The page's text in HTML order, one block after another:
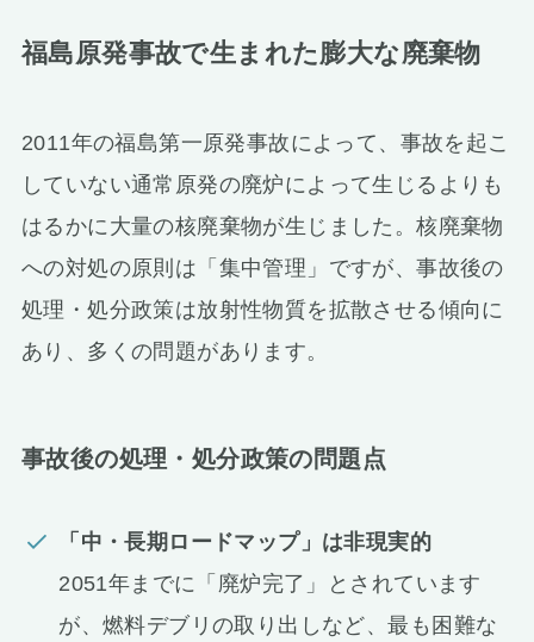
福島原発事故で生まれた膨大な廃棄物
2011年の福島第一原発事故によって、事故を起こ
していない通常原発の廃炉によって生じるよりも
はるかに大量の核廃棄物が生じました。核廃棄物
への対処の原則は「集中管理」ですが、事故後の
処理・処分政策は放射性物質を拡散させる傾向に
あり、多くの問題があります。
事故後の処理・処分政策の問題点
「中・長期ロードマップ」は非現実的
2051年までに「廃炉完了」とされています
が、燃料デブリの取り出しなど、最も困難な